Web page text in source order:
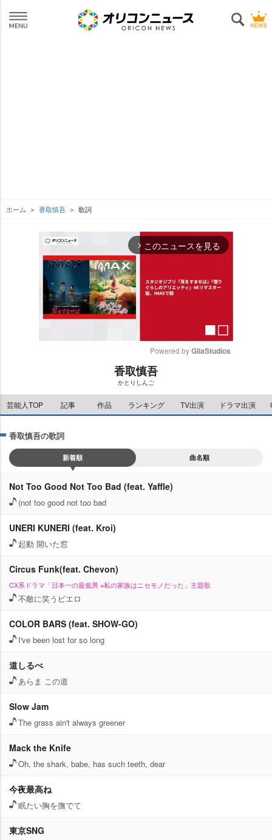
ホーム 香取慎吾 歌詞
arrow_forward_ios このニュースを見る
e
Powered by GliaStudios
香取慎吾
かとりしんご
芸能人TOP 記事 作品 ランキング TV出演 ドラマ出演
香取慎吾の歌詞
新着順 曲名順
Not Too Good Not Too Bad (feat. Yaffle)
(not too good not too bad
UNERI KUNERI (feat. Kroi)
起動 開いた窓
Circus Funk(feat. Chevon)
CX系ドラマ「日本一の最低男 ※私の家族はニセモノだった」主題歌
不敵に笑うピエロ
COLOR BARS (feat. SHOW-GO)
I've been lost for so long
道しるべ
あらま この道
Slow Jam
The grass ain't always greener
Mack the Knife
Oh, the shark, babe, has such teeth, dear
今夜最高ね
眠たい胸を撫でて
東京SNG